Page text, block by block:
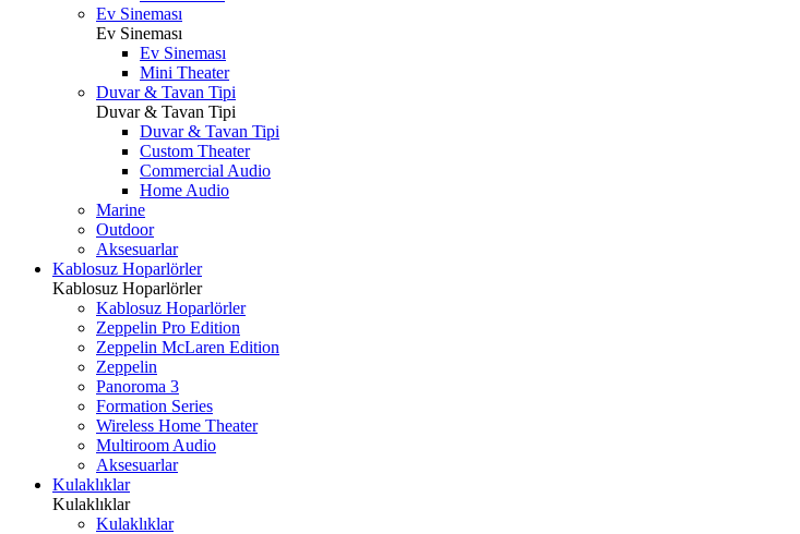
Ev Sineması
Ev Sineması
Ev Sineması
Mini Theater
Duvar & Tavan Tipi
Duvar & Tavan Tipi
Duvar & Tavan Tipi
Custom Theater
Commercial Audio
Home Audio
Marine
Outdoor
Aksesuarlar
Kablosuz Hoparlörler
Kablosuz Hoparlörler
Kablosuz Hoparlörler
Zeppelin Pro Edition
Zeppelin McLaren Edition
Zeppelin
Panoroma 3
Formation Series
Wireless Home Theater
Multiroom Audio
Aksesuarlar
Kulaklıklar
Kulaklıklar
Kulaklıklar